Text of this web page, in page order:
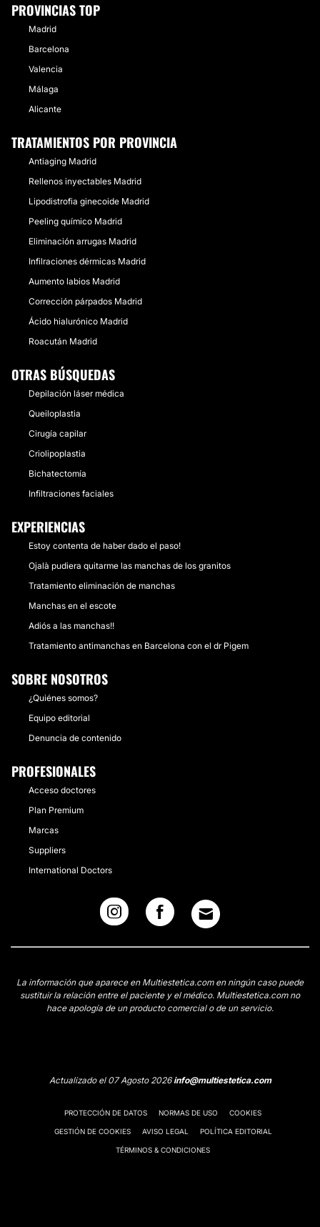
PROVINCIAS TOP
Madrid
Barcelona
Valencia
Málaga
Alicante
TRATAMIENTOS POR PROVINCIA
Antiaging Madrid
Rellenos inyectables Madrid
Lipodistrofia ginecoide Madrid
Peeling químico Madrid
Eliminación arrugas Madrid
Infilraciones dérmicas Madrid
Aumento labios Madrid
Corrección párpados Madrid
Ácido hialurónico Madrid
Roacután Madrid
OTRAS BÚSQUEDAS
Depilación láser médica
Queiloplastia
Cirugía capilar
Criolipoplastia
Bichatectomía
Infiltraciones faciales
EXPERIENCIAS
Estoy contenta de haber dado el paso!
Ojalà pudiera quitarme las manchas de los granitos
Tratamiento eliminación de manchas
Manchas en el escote
Adiós a las manchas!!
Tratamiento antimanchas en Barcelona con el dr Pigem
SOBRE NOSOTROS
¿Quiénes somos?
Equipo editorial
Denuncia de contenido
PROFESIONALES
Acceso doctores
Plan Premium
Marcas
Suppliers
International Doctors
La información que aparece en Multiestetica.com en ningún caso puede
sustituir la relación entre el paciente y el médico. Multiestetica.com no
hace apología de un producto comercial o de un servicio.
Actualizado el 07 Agosto 2026info@multiestetica.com
PROTECCIÓN DE DATOS NORMAS DE USO COOKIES
GESTIÓN DE COOKIES AVISO LEGAL POLÍTICA EDITORIAL
TÉRMINOS & CONDICIONES